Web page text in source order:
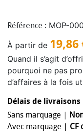
Référence : MOP-
À partir de 19,86
Quand il s’agit
pourquoi ne pas
d’affaires à la fois
l’ordinaire ? Les
attente !Faciles à
jusqu’au col et de
irriguent
Délais de livraisons
Sans marquage |
Avec marquage | CF